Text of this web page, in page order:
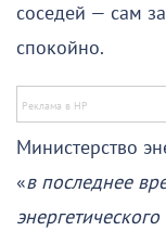
соседей — сам
спокойно.
Министерство
«в последнее